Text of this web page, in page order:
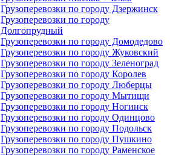
Грузоперевозки по городу Дзержинск
Грузоперевозки по городу
Долгопрудный
Грузоперевозки по городу Домодедово
Грузоперевозки по городу Жуковский
Грузоперевозки по городу Зеленоград
Грузоперевозки по городу Королев
Грузоперевозки по городу Люберцы
Грузоперевозки по городу Мытищи
Грузоперевозки по городу Ногинск
Грузоперевозки по городу Одинцово
Грузоперевозки по городу Подольск
Грузоперевозки по городу Пушкино
Грузоперевозки по городу Раменское